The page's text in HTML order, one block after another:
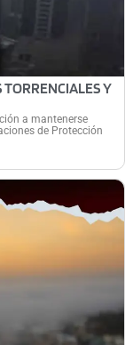
Y
a mantenerse
de Protección